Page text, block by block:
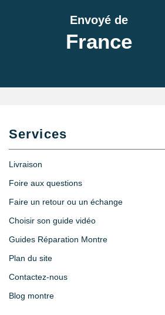
Envoyé de
France
Services
Livraison
Foire aux questions
Faire un retour ou un échange
Choisir son guide vidéo
Guides Réparation Montre
Plan du site
Contactez-nous
Blog montre